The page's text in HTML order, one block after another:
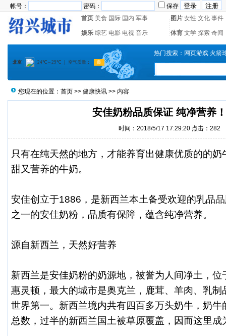
帐号： 密码：
保存
首页 美食 国际 国内 军事 图片 女性 文化 事件
娱乐 综艺 电影 电视 音乐 体育 文学 探索 奇闻
热门搜索： 网页游戏 火箭
您现在的位置： 首页 >> 健康快讯 >> 内容
安佳奶粉品质保证 纯净营养
时间：2018/5/17 17:29:20 点击： 282
只有在纯天然的地方，才能养育出健康优质的的
甜又营养的牛奶。
安佳创立于1886，是新西兰本土备受欢迎的乳品
之一的安佳奶粉，品质有保障，蕴含纯净营养。
源自新西兰，天然好营养
新西兰是安佳奶粉的奶源地，被誉为人间净土，
惠灵顿，最大的城市是奥克兰，鹿茸、羊肉、乳制
世界第一。新西兰境内共有四百多万头奶牛，奶牛
总数，过半的新西兰国土被草原覆盖，因而这里成